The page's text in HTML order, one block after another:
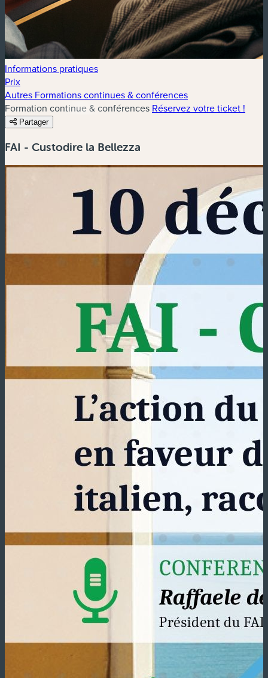
Informations pratiques
Prix
Autres Formations continues & conférences
Formation continue & conférences Réservez votre ticket !
Partager
FAI - Custodire la Bellezza